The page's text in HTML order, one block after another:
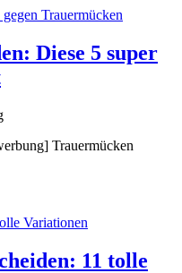
Diese 5 super
Trauermücken
11 tolle